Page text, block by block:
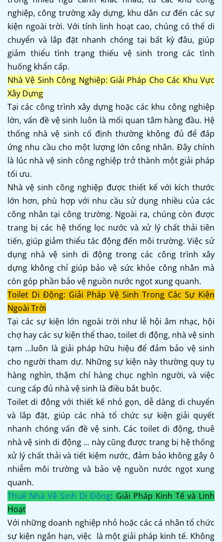
nghiệp, công trường xây dựng, khu dân cư đến các sự
kiện ngoài trời. Với tính linh hoạt cao, chúng có thể di
chuyển và lắp đặt nhanh chóng tại bất kỳ đâu, giúp
giảm thiểu tình trạng thiếu vệ sinh trong các tình
huống khẩn cấp.
Nhà Vệ Sinh Công Nghiệp: Giải Pháp Cho Các Khu Vực
Xây Dựng
Tại các công trình xây dựng hoặc các khu công nghiệp
lớn, vấn đề vệ sinh luôn là mối quan tâm hàng đầu. Hệ
thống nhà vệ sinh cố định thường không đủ để đáp
ứng nhu cầu cho một lượng lớn công nhân. Đây chính
là lúc nhà vệ sinh công nghiệp trở thành một giải pháp
tối ưu.
Nhà vệ sinh công nghiệp được thiết kế với kích thước
lớn hơn, phù hợp với nhu cầu sử dụng nhiều của các
công nhân tại công trường. Ngoài ra, chúng còn được
trang bị các hệ thống lọc nước và xử lý chất thải tiên
tiến, giúp giảm thiểu tác động đến môi trường. Việc sử
dụng nhà vệ sinh di động trong các công trình xây
dựng không chỉ giúp bảo vệ sức khỏe công nhân mà
còn góp phần bảo vệ nguồn nước ngọt xung quanh.
Toilet Di Động: Giải Pháp Vệ Sinh Trong Các Sự Kiện
Ngoài Trời
Tại các sự kiện lớn ngoài trời như lễ hội âm nhạc, hội
chợ hay các sự kiện thể thao, toilet di động, nhà vệ sinh
tạm ...luôn là giải pháp hữu hiệu để đảm bảo vệ sinh
cho người tham dự. Những sự kiện này thường quy tụ
hàng nghìn, thậm chí hàng chục nghìn người, và việc
cung cấp đủ nhà vệ sinh là điều bắt buộc.
Toilet di động với thiết kế nhỏ gọn, dễ dàng di chuyển
và lắp đặt, giúp các nhà tổ chức sự kiện giải quyết
nhanh chóng vấn đề vệ sinh. Các toilet di động, thuê
nhà vệ sinh di động ... này cũng được trang bị hệ thống
xử lý chất thải và tiết kiệm nước, đảm bảo không gây ô
nhiễm môi trường và bảo vệ nguồn nước ngọt xung
quanh.
Thuê Nhà Vệ Sinh Di Động: Giải Pháp Kinh Tế và Linh
Hoạt
Với những doanh nghiệp nhỏ hoặc các cá nhân tổ chức
sự kiện ngắn hạn, việc là một giải pháp kinh tế. Không